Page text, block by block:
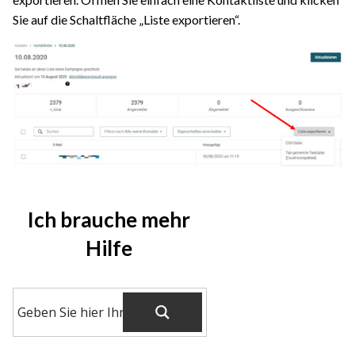
Sie auf die Schaltfläche „Liste exportieren“.
Ich brauche mehr
Hilfe